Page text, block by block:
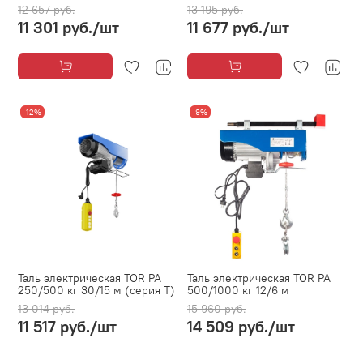
12 657 руб.
11 301 руб./шт
13 195 руб.
11 677 руб./шт
-12%
Таль электрическая TOR PA
250/500 кг 30/15 м (серия T)
13 014 руб.
11 517 руб./шт
-9%
Таль электрическая TOR PA
500/1000 кг 12/6 м
15 960 руб.
14 509 руб./шт